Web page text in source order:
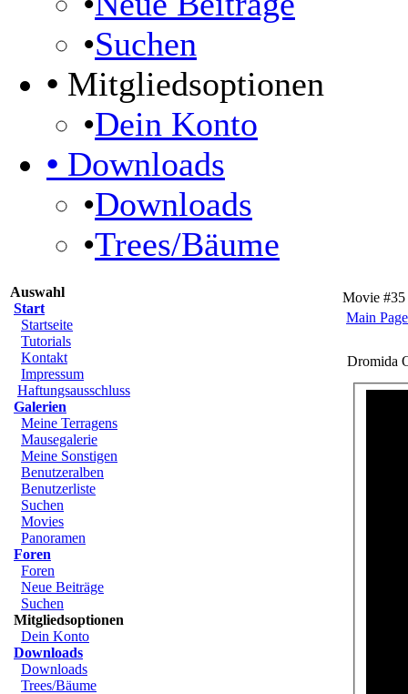
•Suchen
• Mitgliedsoptionen
•Dein Konto
• Downloads
•Downloads
•Trees/Bäume
Auswahl
Start
Startseite
Tutorials
Kontakt
Impressum
Haftungsausschluss
Galerien
Meine Terragens
Mausegalerie
Meine Sonstigen
Benutzeralben
Benutzerliste
Suchen
Movies
Panoramen
Foren
Foren
Neue Beiträge
Suchen
Mitgliedsoptionen
Dein Konto
Downloads
Downloads
Trees/Bäume
Movie
Main Page
Dromida